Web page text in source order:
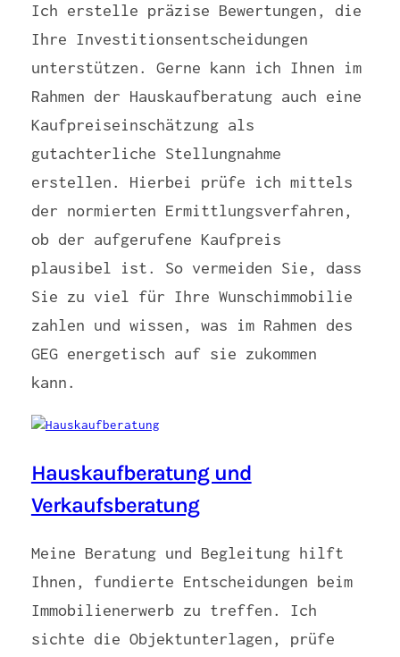
Ich erstelle präzise Bewertungen, die
Ihre Investitionsentscheidungen
unterstützen. Gerne kann ich Ihnen im
Rahmen der Hauskaufberatung auch eine
Kaufpreiseinschätzung als
gutachterliche Stellungnahme
erstellen. Hierbei prüfe ich mittels
der normierten Ermittlungsverfahren,
ob der aufgerufene Kaufpreis
plausibel ist. So vermeiden Sie, dass
Sie zu viel für Ihre Wunschimmobilie
zahlen und wissen, was im Rahmen des
GEG energetisch auf sie zukommen
kann.
Hauskaufberatung und
Verkaufsberatung
Meine Beratung und Begleitung hilft
Ihnen, fundierte Entscheidungen beim
Immobilienerwerb zu treffen. Ich
sichte die Objektunterlagen, prüfe